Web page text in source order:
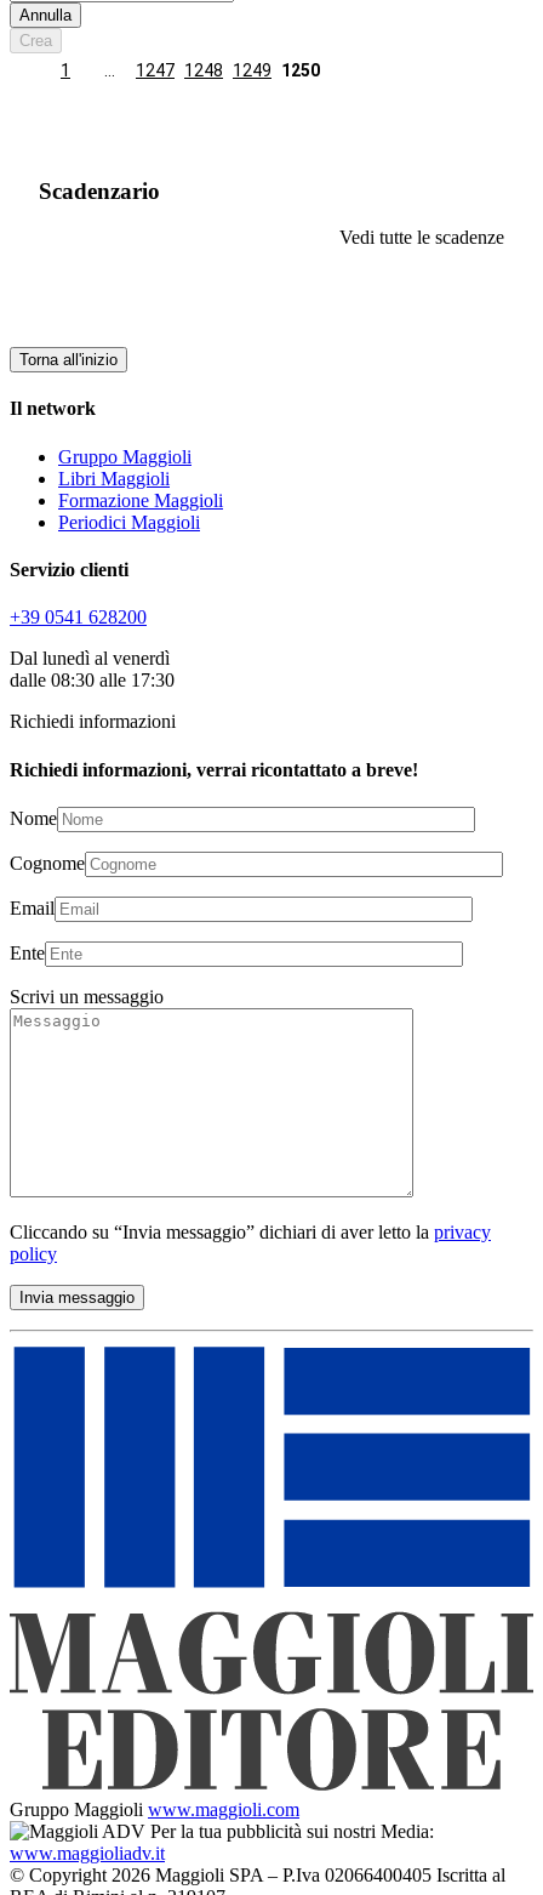
Annulla
Crea
1 1247 1248 1249 1250
Scadenzario
Vedi tutte le scadenze
Torna all'inizio
Il network
Gruppo Maggioli
Libri Maggioli
Formazione Maggioli
Periodici Maggioli
Servizio clienti
+39 0541 628200
Dal lunedì al venerdì
dalle 08:30 alle 17:30
Richiedi informazioni
Richiedi informazioni, verrai ricontattato a breve!
Nome
Cognome
Email
Ente
Scrivi un messaggio
Cliccando su “Invia messaggio” dichiari di aver letto la privacy
policy
Gruppo Maggioli www.maggioli.com
Per la tua pubblicità sui nostri Media:
www.maggioliadv.it
© Copyright 2026 Maggioli SPA – P.Iva 02066400405 Iscritta al